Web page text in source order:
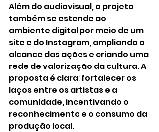
Além do audiovisual, o projeto
também se estende ao
ambiente digital por meio de um
site e do Instagram, ampliando o
alcance das ações e criando uma
rede de valorização da cultura. A
proposta é clara: fortalecer os
laços entre os artistas e a
comunidade, incentivando o
reconhecimento e o consumo da
produção local.